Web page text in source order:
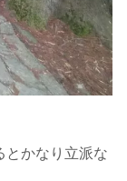
とかなり立派な